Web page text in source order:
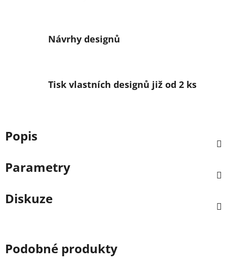
Návrhy designů
Tisk vlastních designů již od 2 ks
Popis
Parametry
Diskuze
Podobné produkty